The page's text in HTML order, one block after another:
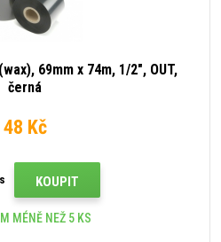
69mm x 74m, 1/2", OUT,
černá
48 Kč
KOUPIT
MÉNĚ NEŽ 5 KS